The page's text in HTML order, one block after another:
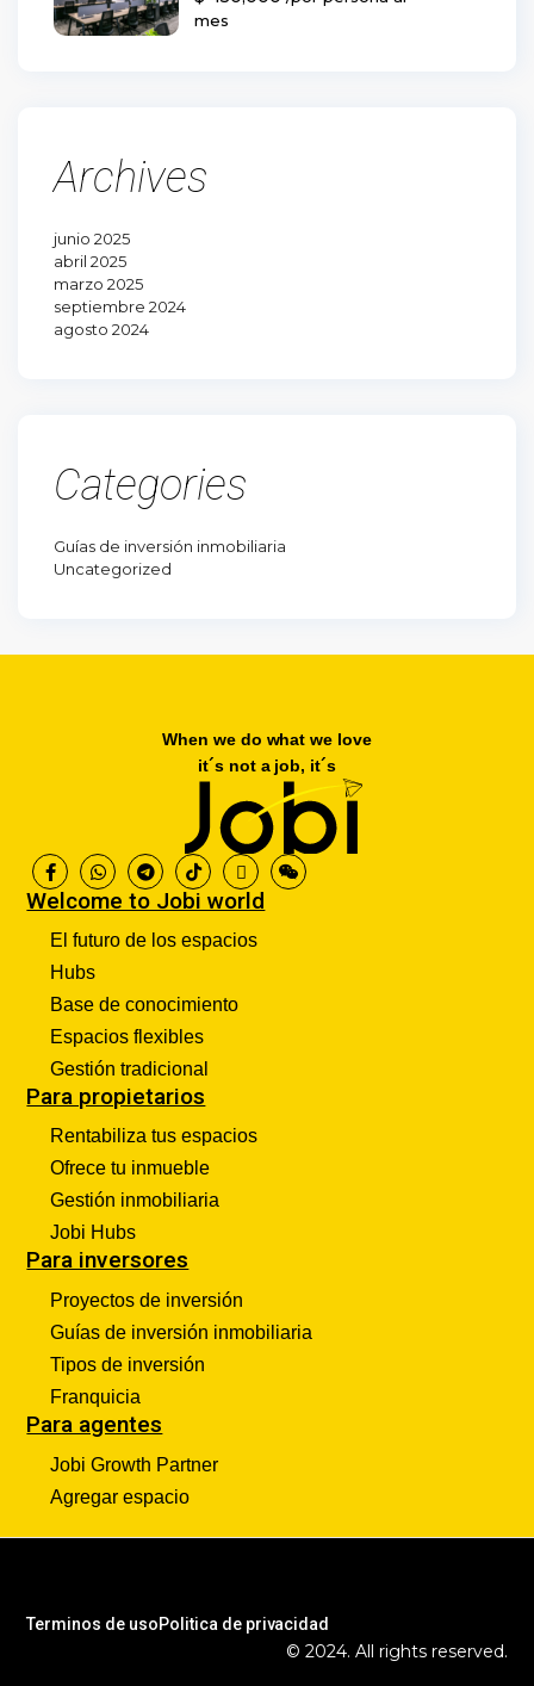
mes
Archives
junio 2025
abril 2025
marzo 2025
septiembre 2024
agosto 2024
Categories
Guías de inversión inmobiliaria
Uncategorized
When we do what we love
it´s not a job, it´s
Welcome to Jobi world
El futuro de los espacios
Hubs
Base de conocimiento
Espacios flexibles
Gestión tradicional
Para propietarios
Rentabiliza tus espacios
Ofrece tu inmueble
Gestión inmobiliaria
Jobi Hubs
Para inversores
Proyectos de inversión
Guías de inversión inmobiliaria
Tipos de inversión
Franquicia
Para agentes
Jobi Growth Partner
Agregar espacio
Terminos de usoPolitica de privacidad
© 2024. All rights reserved.